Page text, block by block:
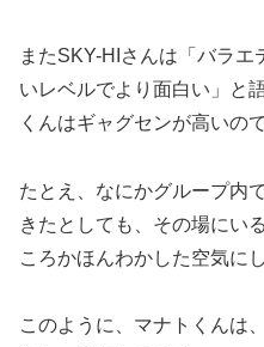
またSKY-HIさんは「バラ
いレベルでより面白い」と
くんはギャグセンが高いので
たとえ、なにかグループ内
きたとしても、その場にい
ころかほんわかした空気に
このように、マナトくんは